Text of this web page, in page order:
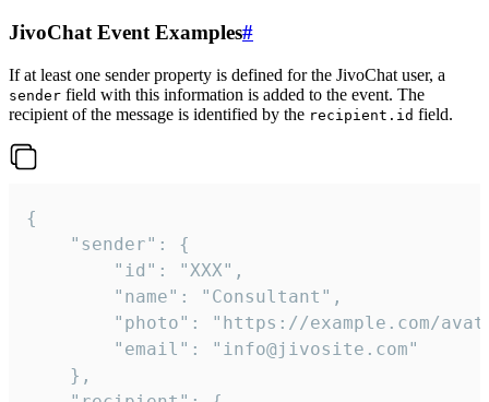
JivoChat Event Examples#
If at least one sender property is defined for the JivoChat user, a
sender field with this information is added to the event. The
recipient of the message is identified by the recipient.id field.
{